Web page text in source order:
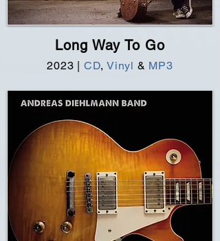
Long Way To Go
2023 CD, Vinyl & MP3